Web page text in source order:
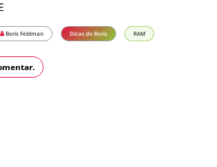
Boris Feldman Dicas do Boris RAM